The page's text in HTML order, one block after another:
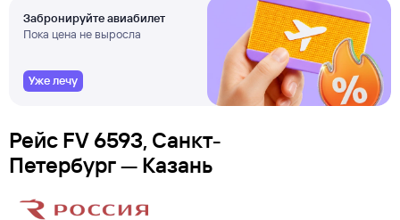
Забронируйте авиабилет
Пока цена не выросла
Уже лечу
Рейс FV 6593, Санкт-
Петербург — Казань